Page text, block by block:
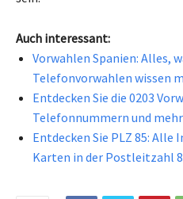
Auch interessant:
Vorwahlen Spanien: Alles,
Telefonvorwahlen wissen
Entdecken Sie die 0203
Telefonnummern und
Entdecken Sie PLZ 85:
Karten in der Postleitzahl